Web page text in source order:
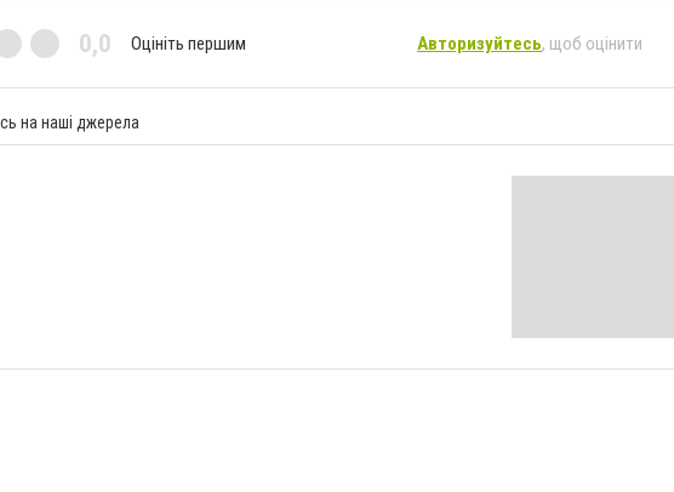
0,0 Оцініть першим Авторизуйтесь, щоб оцінити
на наші джерела